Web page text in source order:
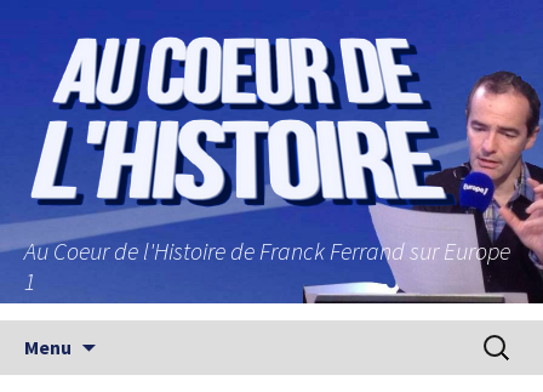
Au Coeur de l'Histoire de Franck Ferrand sur Europe
1
Menu